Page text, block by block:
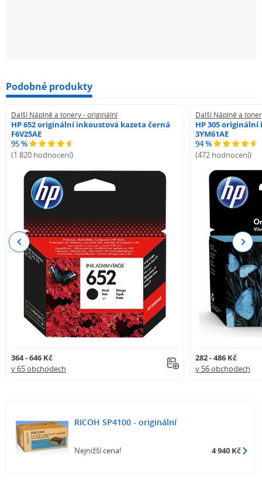
Podobné produkty
Další Náplně a tonery - originální
HP 652 originální inkoustová kazeta černá
F6V25AE
95 %
(1 820 hodnocení)
364 - 646 Kč
v 65 obchodech
Další Náplně a
HP 305
3YM61AE
94 %
(472 hodnocení)
282 - 486 Kč
v 56 obchodech
Previous Next
RICOH SP4100 - originální
Nejnižší cena! 4 940 Kč